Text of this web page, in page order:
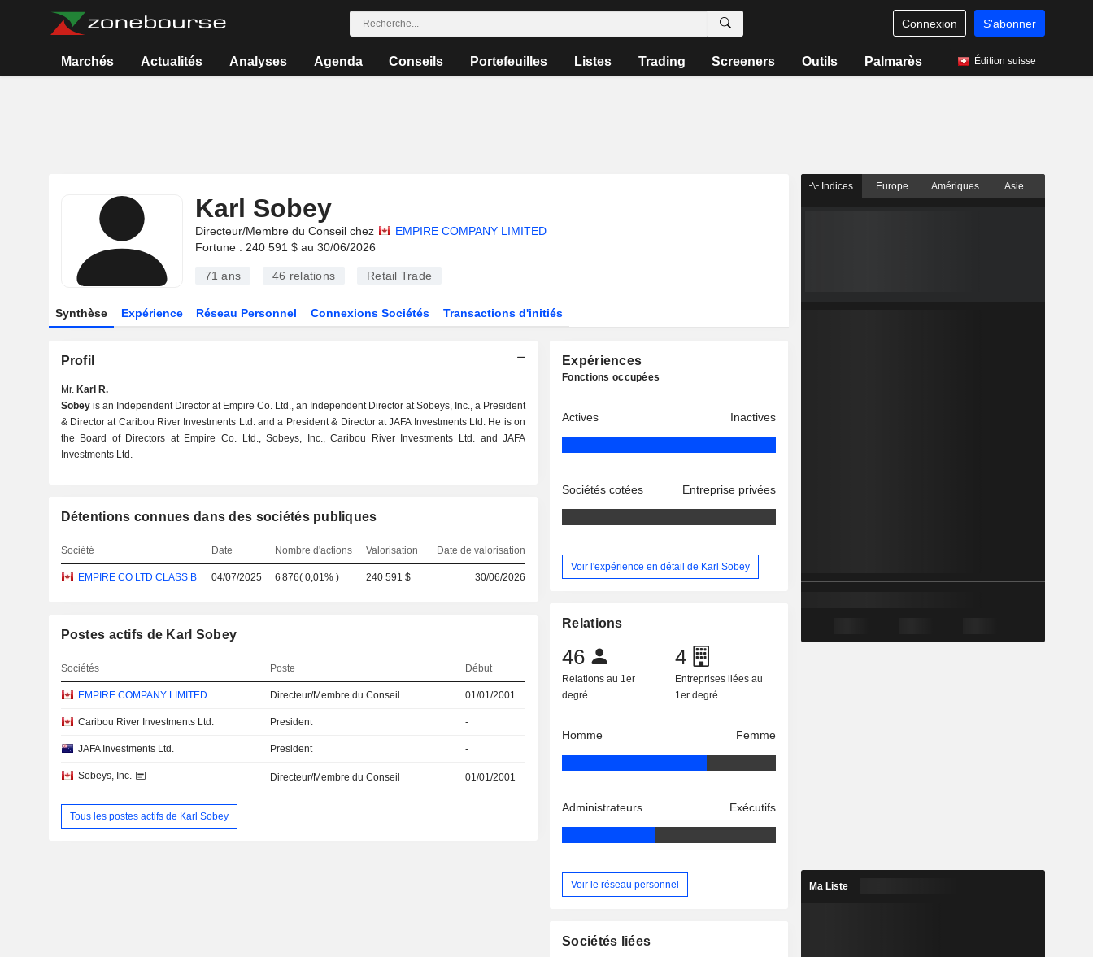
Connexion S'abonner
Marchés Actualités Analyses Agenda Conseils Portefeuilles Listes Trading Screeners Outils Palmarès Édition suisse
Karl Sobey
Directeur/Membre du Conseil chez
EMPIRE COMPANY LIMITED
Fortune : 240 591 $ au 30/06/2026
71 ans 46 relations Retail Trade
Synthèse Expérience Réseau Personnel Connexions Sociétés Transactions d'initiés
Profil
Mr. Karl R.
Sobeyis an Independent Director at Empire Co. Ltd., an Independent Director at Sobeys, Inc., a President
& Director at Caribou River Investments Ltd. and a President & Director at JAFA Investments Ltd. He is on
the Board of Directors at Empire Co. Ltd., Sobeys, Inc., Caribou River Investments Ltd. and JAFA
Investments Ltd.
Détentions connues dans des sociétés publiques
Société Date Nombre d'actions Valorisation Date de valorisation
EMPIRE CO LTD CLASS B 04/07/2025 6 876(0,01% ) 240 591 $ 30/06/2026
Postes actifs de Karl Sobey
Sociétés Poste Début
EMPIRE COMPANY LIMITED Directeur/Membre du Conseil 01/01/2001
Caribou River Investments Ltd. President -
JAFA Investments Ltd. President -
Sobeys, Inc. Directeur/Membre du Conseil 01/01/2001
Tous les postes actifs de Karl Sobey
Expériences
Fonctions occupées
Actives Inactives
Sociétés cotées Entreprise privées
Voir l'expérience en détail de Karl Sobey
Relations
46
Relations au 1er
degré
4
Entreprises liées au
1er degré
Homme Femme
Administrateurs Exécutifs
Voir le réseau personnel
Sociétés liées
Indices Europe Amériques Asie
Ma Liste